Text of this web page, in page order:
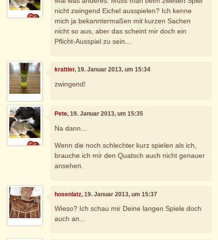
nicht zwingend Eichel ausspielen? Ich kenne
mich ja bekanntermaßen mit kurzen Sachen
nicht so aus, aber das scheint mir doch ein
Pflicht-Ausspiel zu sein...
krattler, 19. Januar 2013, um 15:34
zwingend!
Pete, 19. Januar 2013, um 15:35
Na dann...
Wenn die noch schlechter kurz spielen als ich,
brauche ich mir den Quatsch auch nicht genauer
ansehen.
hosenlatz, 19. Januar 2013, um 15:37
Wieso? Ich schau mir Deine langen Spiele doch
auch an...